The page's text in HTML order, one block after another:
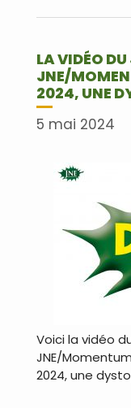
LA VIDÉO DU
JNE/
2024, UNE
5 mai 2024
Voici la vidéo
JNE/
2024, une